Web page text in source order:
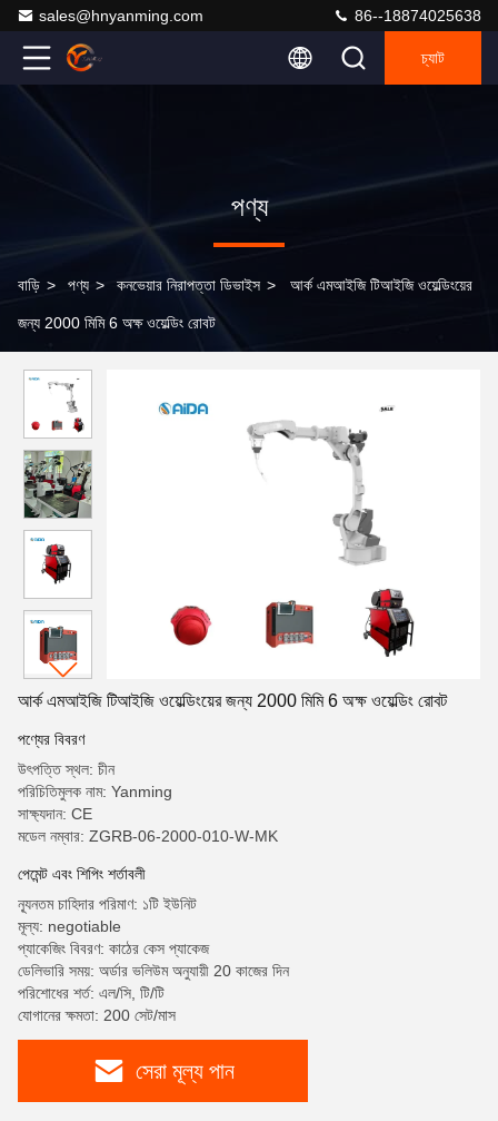
sales@hnyanming.com 86--18874025638
চ্যাট
পণ্য
বাড়ি > পণ্য > কনভেয়ার নিরাপত্তা ডিভাইস > আর্ক এমআইজি টিআইজি ওয়েল্ডিংয়ের
জন্য 2000 মিমি 6 অক্ষ ওয়েল্ডিং রোবট
আর্ক এমআইজি টিআইজি ওয়েল্ডিংয়ের জন্য 2000 মিমি 6 অক্ষ ওয়েল্ডিং রোবট
পণ্যের বিবরণ
উৎপত্তি স্থল: চীন
পরিচিতিমুলক নাম: Yanming
সাক্ষ্যদান: CE
মডেল নম্বার: ZGRB-06-2000-010-W-MK
পেমেন্ট এবং শিপিং শর্তাবলী
ন্যূনতম চাহিদার পরিমাণ: ১টি ইউনিট
মূল্য: negotiable
প্যাকেজিং বিবরণ: কাঠের কেস প্যাকেজ
ডেলিভারি সময়: অর্ডার ভলিউম অনুযায়ী 20 কাজের দিন
পরিশোধের শর্ত: এল/সি, টি/টি
যোগানের ক্ষমতা: 200 সেট/মাস
সেরা মূল্য পান